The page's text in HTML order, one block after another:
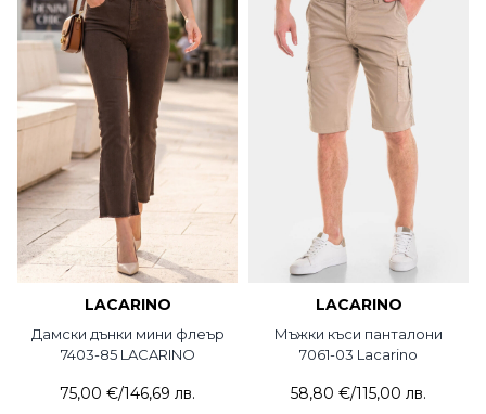
LACARINO
Дамски дънки мини флеър
7403-85 LACARINO
75,00 €/146,69 лв.
LACARINO
Мъжки къси панталони
7061-03 Lacarino
58,80 €/115,00 лв.